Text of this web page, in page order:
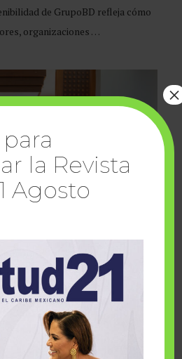
de GrupoBD refleja cómo
organizaciones …
inspira; cumplen
y Make-A-Wish
la Revista
Agosto
×